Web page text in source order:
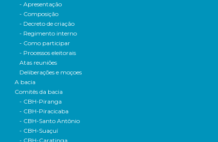
- Apresentação
- Composição
- Decreto de criação
- Regimento interno
- Como participar
- Processos eleitorais
Atas reuniões
Deliberações e moçoes
A bacia
Comitês da bacia
- CBH-Piranga
- CBH-Piracicaba
- CBH-Santo Antônio
- CBH-Suaçuí
- CBH-Caratinga